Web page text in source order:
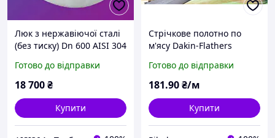
Люк з нержавіючої сталі
(без тиску) Dn 600 AISI 304
Готово до відправки
18 700₴
Купити
Стрічкове полотно по
м'ясу Dakin-Flathers
Готово до відправки
181.90₴/м
Купити